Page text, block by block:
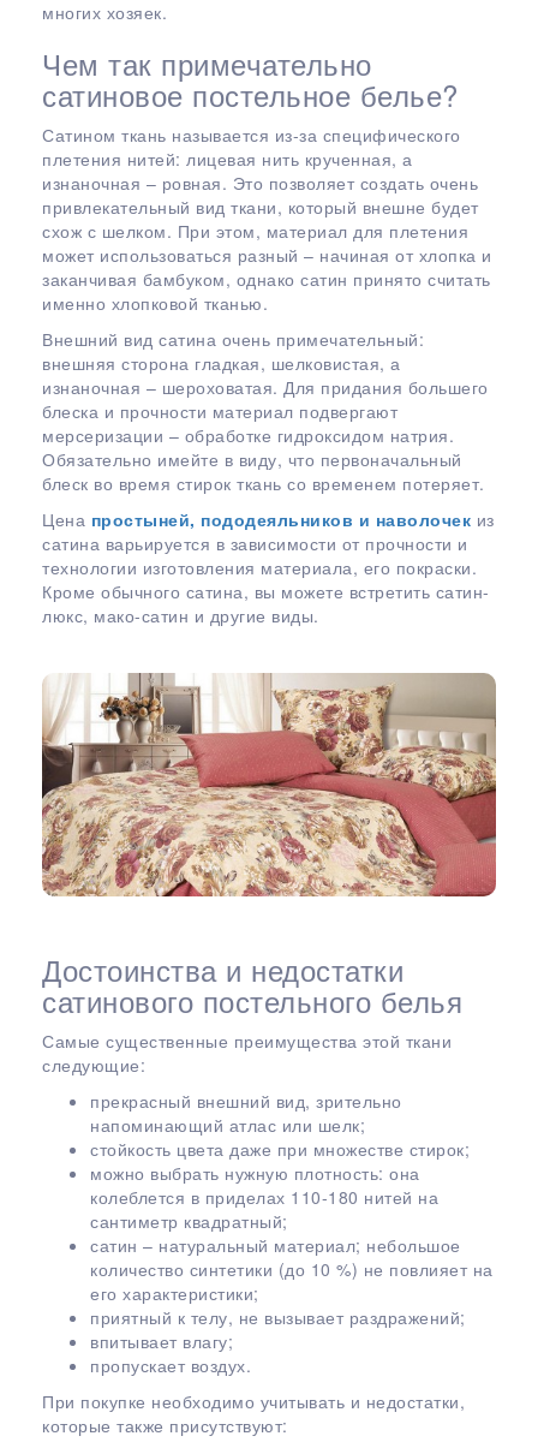
многих хозяек.
Чем так примечательно
сатиновое постельное белье?
Сатином ткань называется из-за специфического
плетения нитей: лицевая нить крученная, а
изнаночная – ровная. Это позволяет создать очень
привлекательный вид ткани, который внешне будет
схож с шелком. При этом, материал для плетения
может использоваться разный – начиная от хлопка и
заканчивая бамбуком, однако сатин принято считать
именно хлопковой тканью.
Внешний вид сатина очень примечательный:
внешняя сторона гладкая, шелковистая, а
изнаночная – шероховатая. Для придания большего
блеска и прочности материал подвергают
мерсеризации – обработке гидроксидом натрия.
Обязательно имейте в виду, что первоначальный
блеск во время стирок ткань со временем потеряет.
Цена простыней, пододеяльников и наволочек из
сатина варьируется в зависимости от прочности и
технологии изготовления материала, его покраски.
Кроме обычного сатина, вы можете встретить сатин-
люкс, мако-сатин и другие виды.
Достоинства и недостатки
сатинового постельного белья
Самые существенные преимущества этой ткани
следующие:
прекрасный внешний вид, зрительно
напоминающий атлас или шелк;
стойкость цвета даже при множестве стирок;
можно выбрать нужную плотность: она
колеблется в приделах 110-180 нитей на
сантиметр квадратный;
сатин – натуральный материал; небольшое
количество синтетики (до 10 %) не повлияет на
его характеристики;
приятный к телу, не вызывает раздражений;
впитывает влагу;
пропускает воздух.
При покупке необходимо учитывать и недостатки,
которые также присутствуют: